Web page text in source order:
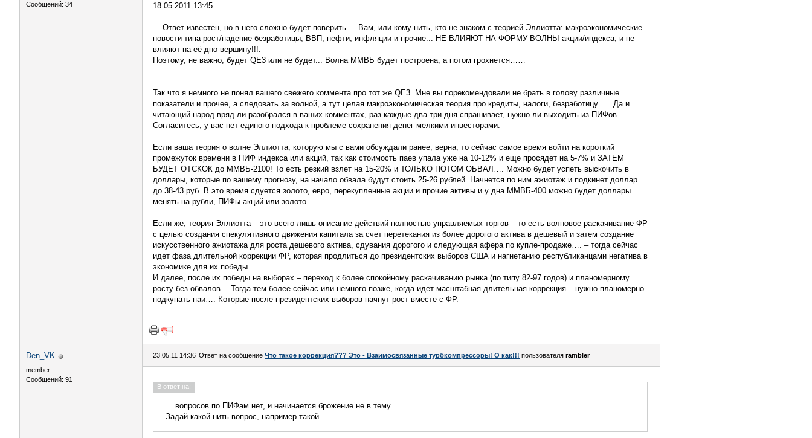
Сообщений: 34
18.05.2011 13:45
===================================
....Ответ известен, но в него сложно будет поверить.... Вам, или кому-нить, кто не знаком с теорией Эллиотта: макроэкономические
новости типа рост/падение безработицы, ВВП, нефти, инфляции и прочие... НЕ ВЛИЯЮТ НА ФОРМУ ВОЛНЫ акции/индекса, и не
влияют на её дно-вершину!!!.
Поэтому, не важно, будет QE3 или не будет... Волна ММВБ будет построена, а потом грохнется……
Так что я немного не понял вашего свежего коммента про тот же QE3. Мне вы порекомендовали не брать в голову различные
показатели и прочее, а следовать за волной, а тут целая макроэкономическая теория про кредиты, налоги, безработицу….. Да и
читающий народ вряд ли разобрался в ваших комментах, раз каждые два-три дня спрашивает, нужно ли выходить из ПИФов….
Согласитесь, у вас нет единого подхода к проблеме сохранения денег мелкими инвесторами.
Если ваша теория о волне Эллиотта, которую мы с вами обсуждали ранее, верна, то сейчас самое время войти на короткий
промежуток времени в ПИФ индекса или акций, так как стоимость паев упала уже на 10-12% и еще просядет на 5-7% и ЗАТЕМ
БУДЕТ ОТСКОК до ММВБ-2100! То есть резкий взлет на 15-20% и ТОЛЬКО ПОТОМ ОБВАЛ…. Можно будет успеть выскочить в
доллары, которые по вашему прогнозу, на начало обвала будут стоить 25-26 рублей. Начнется по ним ажиотаж и подкинет доллар
до 38-43 руб. В это время сдуется золото, евро, перекупленные акции и прочие активы и у дна ММВБ-400 можно будет доллары
менять на рубли, ПИФы акций или золото…
Если же, теория Эллиотта – это всего лишь описание действий полностью управляемых торгов – то есть волновое раскачивание ФР
с целью создания спекулятивного движения капитала за счет перетекания из более дорогого актива в дешевый и затем создание
искусственного ажиотажа для роста дешевого актива, сдувания дорогого и следующая афера по купле-продаже…. – тогда сейчас
идет фаза длительной коррекции ФР, которая продлиться до президентских выборов США и нагнетанию республиканцами негатива в
экономике для их победы.
И далее, после их победы на выборах – переход к более спокойному раскачиванию рынка (по типу 82-97 годов) и планомерному
росту без обвалов… Тогда тем более сейчас или немного позже, когда идет масштабная длительная коррекция – нужно планомерно
подкупать паи…. Которые после президентских выборов начнут рост вместе с ФР.
Den_VK
member
Сообщений: 91
23.05.11 14:36 Ответ на сообщение Что такое коррекция??? Это - Взаимосвязанные турбкомпрессоры! О как!!! пользователя rambler
В ответ на:
... вопросов по ПИФам нет, и начинается брожение не в тему.
Задай какой-нить вопрос, например такой...